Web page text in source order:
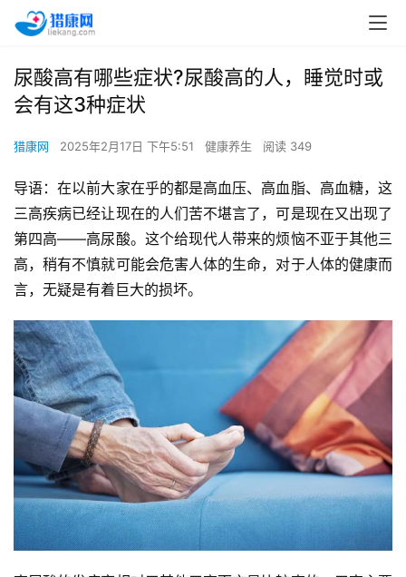
尿酸高有哪些症状?尿酸高的人，睡觉时或
会有这3种症状
猎康网 2025年2月17日 下午5:51 健康养生 阅读 349
导语：在以前大家在乎的都是高血压、高血脂、高血糖，这
三高疾病已经让现在的人们苦不堪言了，可是现在又出现了
第四高——高尿酸。这个给现代人带来的烦恼不亚于其他三
高，稍有不慎就可能会危害人体的生命，对于人体的健康而
言，无疑是有着巨大的损坏。